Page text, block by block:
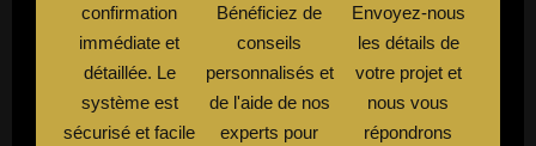
confirmation
immédiate et
détaillée. Le
système est
sécurisé et facile
Bénéficiez de
conseils
personnalisés et
de l'aide de nos
experts pour
Envoyez-nous
les détails de
votre projet et
nous vous
répondrons